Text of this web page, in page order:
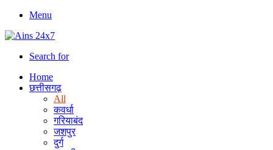
Menu
Search for
Home
छत्तीसगढ़
All
कवर्धा
गरियाबंद
जशपुर
दुर्ग